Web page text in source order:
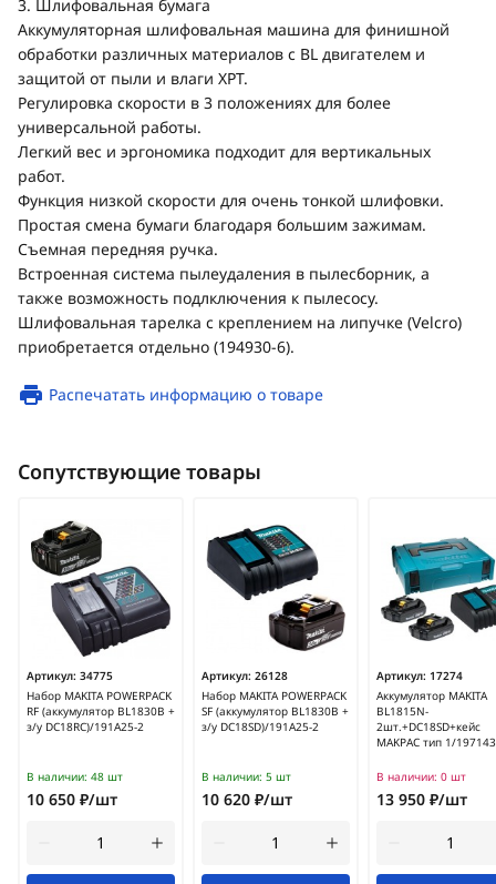
3. Шлифовальная бумага
Аккумуляторная шлифовальная машина для финишной
обработки различных материалов с BL двигателем и
защитой от пыли и влаги XPT.
Регулировка скорости в 3 положениях для более
универсальной работы.
Легкий вес и эргономика подходит для вертикальных
работ.
Функция низкой скорости для очень тонкой шлифовки.
Простая смена бумаги благодаря большим зажимам.
Съемная передняя ручка.
Встроенная система пылеудаления в пылесборник, а
также возможность подлключения к пылесосу.
Шлифовальная тарелка с креплением на липучке (Velcro)
приобретается отдельно (194930-6).
Распечатать информацию о товаре
Сопутствующие товары
Артикул: 34775
Набор MAKITA POWERPACK
RF (аккумулятор BL1830B +
з/у DC18RC)/191A25-2
В наличии: 48 шт
10 650 ₽/шт
Артикул: 26128
Набор MAKITA POWERPACK
SF (аккумулятор BL1830B +
з/у DC18SD)/191A25-2
В наличии: 5 шт
10 620 ₽/шт
Артикул: 17274
Аккумулятор MAKITA
BL1815N-
2шт.+DC18SD+кейс
MAKPAC тип 1/
В наличии: 0 шт
13 950 ₽/шт